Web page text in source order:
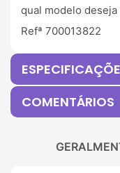
qual modelo deseja
Refª 700013822
COMENTÁRIOS